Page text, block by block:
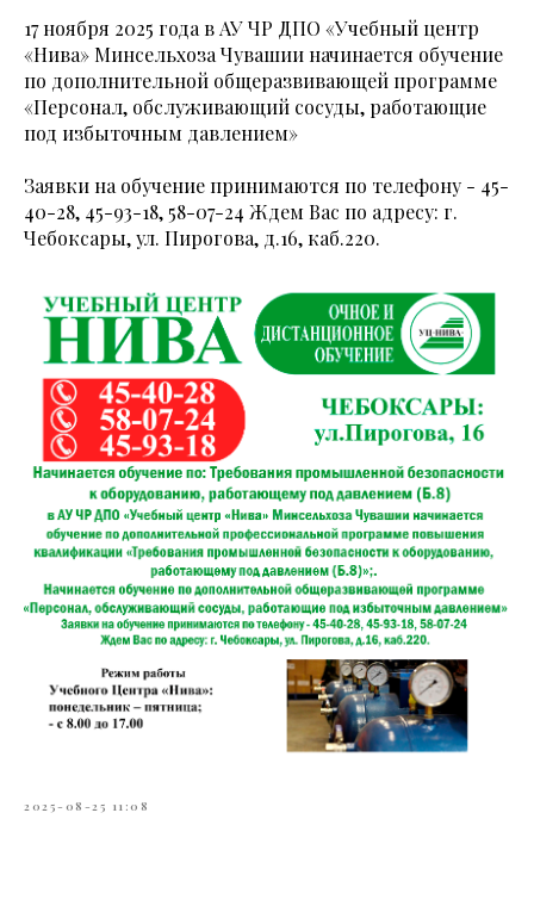
17 ноября 2025 года в АУ ЧР ДПО «Учебный центр
«Нива» Минсельхоза Чувашии начинается обучение
по дополнительной общеразвивающей программе
«Персонал, обслуживающий сосуды, работающие
под избыточным давлением»
Заявки на обучение принимаются по телефону - 45-
40-28, 45-93-18, 58-07-24 Ждем Вас по адресу: г.
Чебоксары, ул. Пирогова, д.16, каб.220.
2025-08-25 11:08